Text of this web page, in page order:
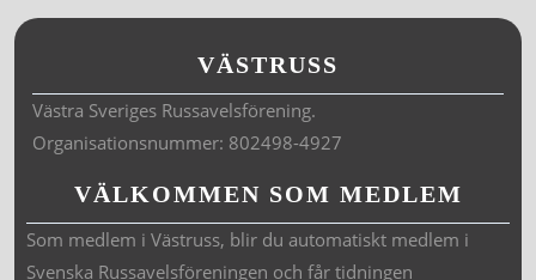
VÄSTRUSS
Västra Sveriges Russavelsförening.
Organisationsnummer: 802498-4927
VÄLKOMMEN SOM MEDLEM
Som medlem i Västruss, blir du automatiskt medlem i
Svenska Russavelsföreningen och får tidningen